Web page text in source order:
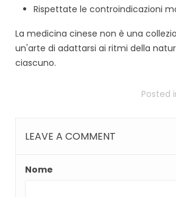
Rispettate le controindicazioni
La medicina cinese non è una
un'arte di adattarsi ai ritmi della
ciascuno.
Posted
LEAVE A COMMENT
Nome